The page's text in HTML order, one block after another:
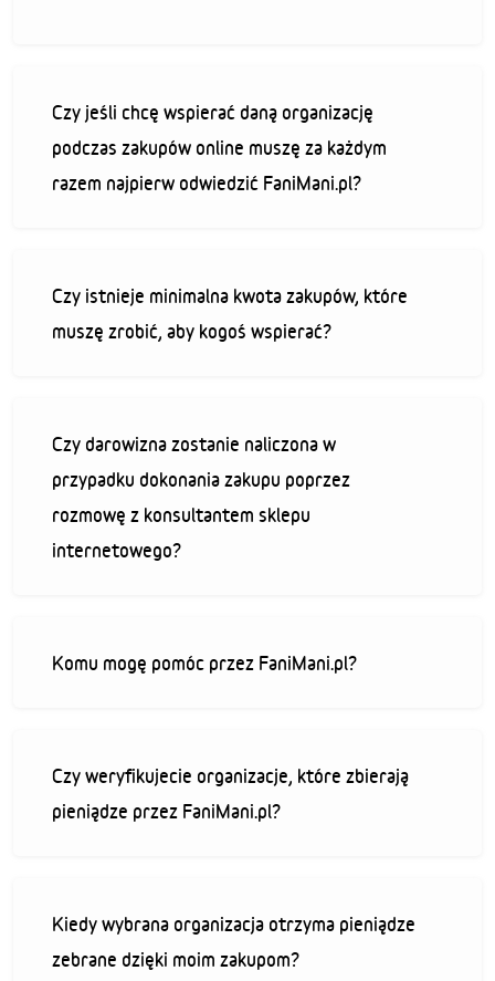
Czy jeśli chcę wspierać daną organizację
podczas zakupów online muszę za każdym
razem najpierw odwiedzić FaniMani.pl?
Czy istnieje minimalna kwota zakupów, które
muszę zrobić, aby kogoś wspierać?
Czy darowizna zostanie naliczona w
przypadku dokonania zakupu poprzez
rozmowę z konsultantem sklepu
internetowego?
Komu mogę pomóc przez FaniMani.pl?
Czy weryfikujecie organizacje, które zbierają
pieniądze przez FaniMani.pl?
Kiedy wybrana organizacja otrzyma pieniądze
zebrane dzięki moim zakupom?